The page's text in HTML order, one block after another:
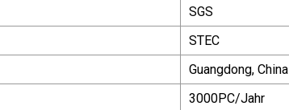
SGS
STEC
Guangdong, China
3000PC/Jahr